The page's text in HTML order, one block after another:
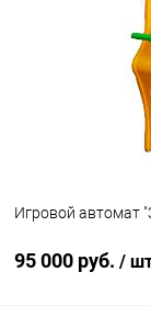
Игровой автомат
95 000 руб. /